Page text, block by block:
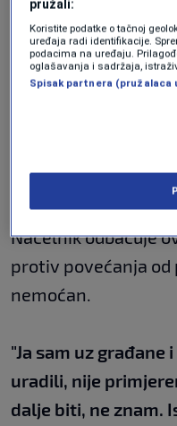
"Ništa se nije
neće ni promijeniti
naših vijećnika.
ostanu povećani
malverzacija
Osmanović iz
Načelnik odbacuje
protiv povećanja od
nemoćan.
"Ja sam uz građane
uradili, nije
dalje biti, ne znam.
pružali:
Koristite podatke o tačnoj
uređaja radi identifikacije.
podacima na uređaju.
oglašavanja i sadržaja,
Spisak partnera (pružalaca